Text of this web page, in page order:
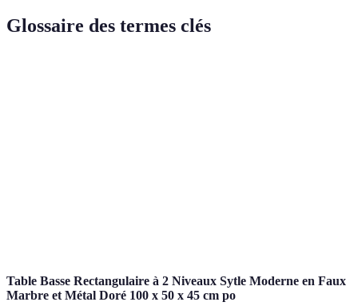
Glossaire des termes clés
Table Basse Rectangulaire à 2 Niveaux Sytle Moderne en Faux
Marbre et Métal Doré 100 x 50 x 45 cm po